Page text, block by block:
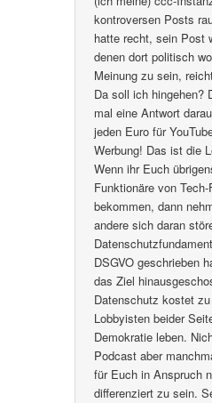
kontroversen Posts
hatte recht, sein Post
denen dort politisch
Meinung zu sein,
Da soll ich hingehen?
mal eine Antwort
jeden Euro für
Werbung! Das ist die
Wenn ihr Euch
Funktionäre von
bekommen, dann
andere sich daran
DSGVO geschrieben
das Ziel
Datenschutz kostet
Lobbyisten beider
Demokratie leben.
Podcast aber
für Euch in Anspruch
differenziert zu sein.